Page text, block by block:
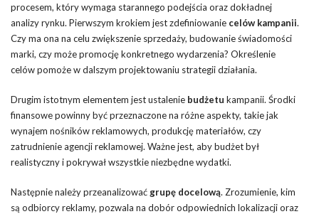
procesem, który wymaga starannego podejścia oraz dokładnej
analizy rynku. Pierwszym krokiem jest zdefiniowanie celów kampanii.
Czy ma ona na celu zwiększenie sprzedaży, budowanie świadomości
marki, czy może promocję konkretnego wydarzenia? Określenie
celów pomoże w dalszym projektowaniu strategii działania.
Drugim istotnym elementem jest ustalenie budżetu kampanii. Środki
finansowe powinny być przeznaczone na różne aspekty, takie jak
wynajem nośników reklamowych, produkcję materiałów, czy
zatrudnienie agencji reklamowej. Ważne jest, aby budżet był
realistyczny i pokrywał wszystkie niezbędne wydatki.
Następnie należy przeanalizować grupę docelową. Zrozumienie, kim
są odbiorcy reklamy, pozwala na dobór odpowiednich lokalizacji oraz